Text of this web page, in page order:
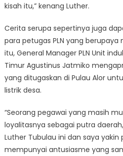
kisah itu,” kenang Luther.
Cerita serupa sepertinya juga
para petugas PLN yang berupaya
itu, General Manager PLN Unit
Timur Agustinus Jatmiko
yang ditugaskan di Pulau Alor
listrik desa.
“Seorang pegawai yang masih
loyalitasnya sebagai putra
Luther Tubulau ini dan saya yakin
mempunyai antusiasme yang